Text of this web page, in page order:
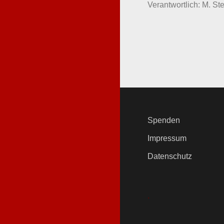
Verantwortlich: M.
Spenden
Impressum
Datenschutz
.